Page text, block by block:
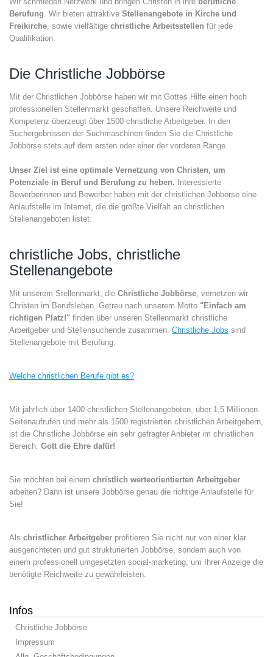
Berufung. Wir bieten attraktive Stellenangebote in Kirche und
Freikirche, sowie vielfältige christliche Arbeitsstellen für jede
Qualifikation.
Die Christliche Jobbörse
Mit der Christlichen Jobbörse haben wir mit Gottes Hilfe einen hoch
professionellen Stellenmarkt geschaffen. Unsere Reichweite und
Kompetenz überzeugt über 1500 christliche Arbeitgeber. In den
Suchergebnissen der Suchmaschinen finden Sie die Christliche
Jobbörse stets auf dem ersten oder einer der vorderen Ränge.
Unser Ziel ist eine optimale Vernetzung von Christen, um
Potenziale in Beruf und Berufung zu heben. Interessierte
Bewerberinnen und Bewerber haben mit der christlichen Jobbörse eine
Anlaufstelle im Internet, die die größte Vielfalt an christlichen
Stellenangeboten listet.
christliche Jobs, christliche
Stellenangebote
Mit unserem Stellenmarkt, die Christliche Jobbörse, vernetzen wir
Christen im Berufsleben. Getreu nach unserem Motto "Einfach am
richtigen Platz!" finden über unseren Stellenmarkt christliche
Arbeitgeber und Stellensuchende zusammen. Christliche Jobs sind
Stellenangebote mit Berufung.
Welche christlichen Berufe gibt es?
Mit jährlich über 1400 christlichen Stellenangeboten, über 1,5 Millionen
Seitenaufrufen und mehr als 1500 registrierten christlichen Arbeitgebern,
ist die Christliche Jobbörse ein sehr gefragter Anbieter im christlichen
Bereich. Gott die Ehre dafür!
Sie möchten bei einem christlich werteorientierten Arbeitgeber
arbeiten? Dann ist unsere Jobbörse genau die richtige Anlaufstelle für
Sie!
Als christlicher Arbeitgeber profitieren Sie nicht nur von einer klar
ausgerichteten und gut strukturierten Jobbörse, sondern auch von
einem professionell umgesetzten social-marketing, um Ihrer Anzeige die
benötigte Reichweite zu gewährleisten.
Infos
Christliche Jobbörse
Impressum